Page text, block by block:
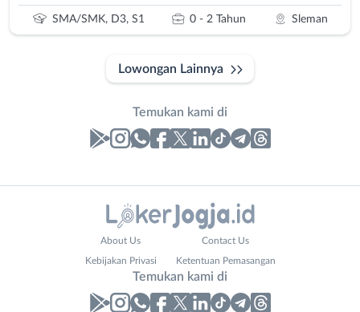
SMA/SMK, D3, S1 0 - 2 Tahun Sleman
Lowongan Lainnya
Temukan kami di
About Us Contact Us
Kebijakan Privasi Ketentuan Pemasangan
Temukan kami di